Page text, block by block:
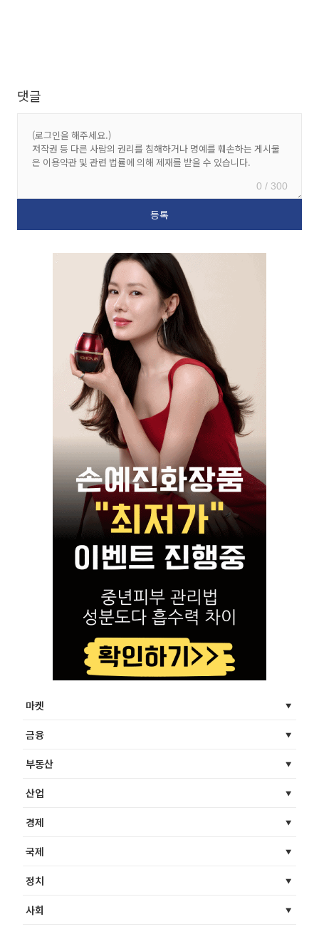
댓글
0 / 300
마켓
금융
부동산
산업
경제
국제
정치
사회